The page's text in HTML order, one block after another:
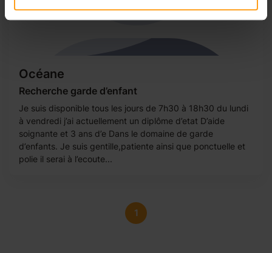
Océane
Recherche garde d’enfant
Je suis disponible tous les jours de 7h30 à 18h30 du lundi
à vendredi j’ai actuellement un diplôme d’etat D’aide
soignante et 3 ans d’e Dans le domaine de garde
d’enfants. Je suis gentille,patiente ainsi que ponctuelle et
polie il serai à l’ecoute...
1